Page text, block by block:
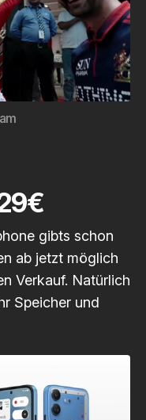
gibts schon
ab jetzt möglich
Verkauf. Natürlich
Speicher und